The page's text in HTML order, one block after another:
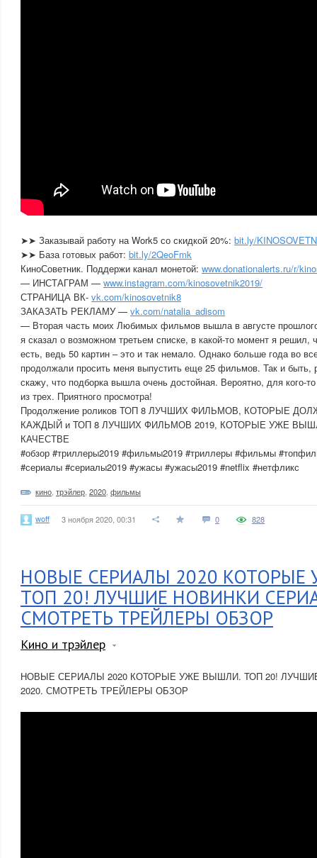
➤➤ Заказывай работу на Work5 со скидкой 20%: bit.ly/
➤➤ База готовых работ: bit.ly/2QeoFmk
КиноСоветник. Поддержи канал монетой: www.donationalerts.ru/r/
— ИНСТАГРАМ — www.instagram.com/kinosovetnik2019/
СТРАНИЦА ВК- vk.com/kinosovetnik8
ЗАКАЗАТЬ РЕКЛАМУ — vk.com/natalia_adisom
— Вторая часть моих Любимых фильмов вышла в августе
я сказал о возможном третьем списке, в какой-то момент я решил,
есть, ведь 50 картин – это и так немало. Однако больше года во
продолжали просить меня выпустить еще 25 фильмов. Так и быть,
скажу, что подборка вышла очень достойная. Вероятно, для кого-
из трех. Приятного просмотра!
Продолжение роликов ТОП 8 ЛУЧШИХ ФИЛЬМОВ, КОТОРЫЕ
КАЖДЫЙ и ТОП 8 ЛУЧШИХ ФИЛЬМОВ 2019, КОТОРЫЕ УЖЕ
КАЧЕСТВЕ
#обзор #триллеры2019 #фильмы2019 #триллеры #фильмы
#сериалы #сериалы2019 #ужасы #ужасы2019 #netflix #нетфликс
кино трэйлер 2020 фильмы
woff 3 ноября 2020, 00:31 0 828
НОВЫЕ СЕРИАЛЫ 2020
ТОП 20! ЛУЧШИЕ НОВИНКИ
СМОТРЕТЬ ТРЕЙЛЕРЫ ОБЗОР
Кино и трэйлер
НОВЫЕ СЕРИАЛЫ 2020 КОТОРЫЕ УЖЕ ВЫШЛИ. ТОП 20!
2020. СМОТРЕТЬ ТРЕЙЛЕРЫ ОБЗОР